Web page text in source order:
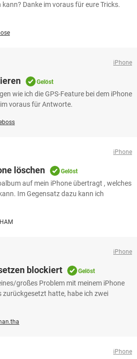
Danke im voraus für eure Tricks.
iPhone
Gelöst
wie ich die GPS-Feature bei dem iPhone
voraus für Antworte.
iPhone
löschen Gelöst
auf mein iPhone übertragt , welches
Im Gegensatz dazu kann ich
iPhone
blockiert Gelöst
großes Problem mit meinem iPhone
zurückgesetzt hatte, habe ich zwei
iPhone